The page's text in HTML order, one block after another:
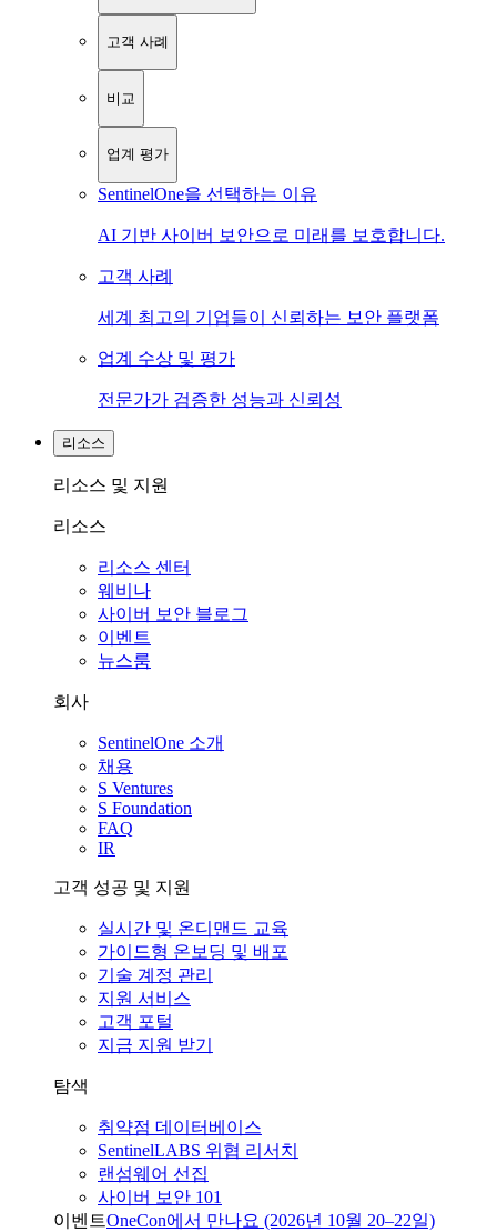
고객 사례
비교
업계 평가
SentinelOne을 선택하는 이유
AI 기반 사이버 보안으로 미래를 보호합니다.
고객 사례
세계 최고의 기업들이 신뢰하는 보안 플랫폼
업계 수상 및 평가
전문가가 검증한 성능과 신뢰성
리소스
리소스 및 지원
리소스
리소스 센터
웨비나
사이버 보안 블로그
이벤트
뉴스룸
회사
SentinelOne 소개
채용
S Ventures
S Foundation
FAQ
IR
고객 성공 및 지원
실시간 및 온디맨드 교육
가이드형 온보딩 및 배포
기술 계정 관리
지원 서비스
고객 포털
지금 지원 받기
탐색
취약점 데이터베이스
SentinelLABS 위협 리서치
랜섬웨어 선집
사이버 보안 101
이벤트OneCon에서 만나요 (2026년 10월 20–22일)